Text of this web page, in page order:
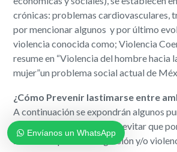
Envíanos un WhatsApp
crónicas: problemas cardiovasculares,
por mencionar algunos ​ y por último
violencia conocida como; ​Violencia
resume en ​“Violencia del hombre hacia
mujer”​un problema social actual de
¿Cómo Prevenir lastimarse entre
A continuación se expondrán algunos
cuales ayudarán al lector a evitar que
suba a una pelea con agresión y/o